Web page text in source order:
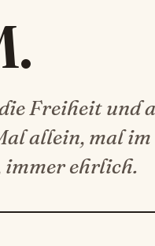
Freiheit und
allein, mal im
immer ehrlich.